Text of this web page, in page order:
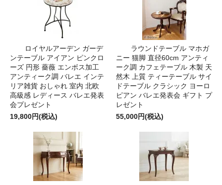
ロイヤルアーデン ガーデ
ンテーブル アイアン ピンクロ
ーズ 円形 薔薇 エンボス加工
アンティーク調 バレエ インテ
リア雑貨 おしゃれ 室内 北欧
高級感 レディース バレエ発表
会プレゼント
19,800円(税込)
ラウンドテーブル マホガ
ニー 猫脚 直径60cm アンティ
ーク調 カフェテーブル 木製 天
然木 上質 ティーテーブル サイ
ドテーブル クラシック ヨーロ
ピアン バレエ発表会 ギフト プ
レゼント
55,000円(税込)